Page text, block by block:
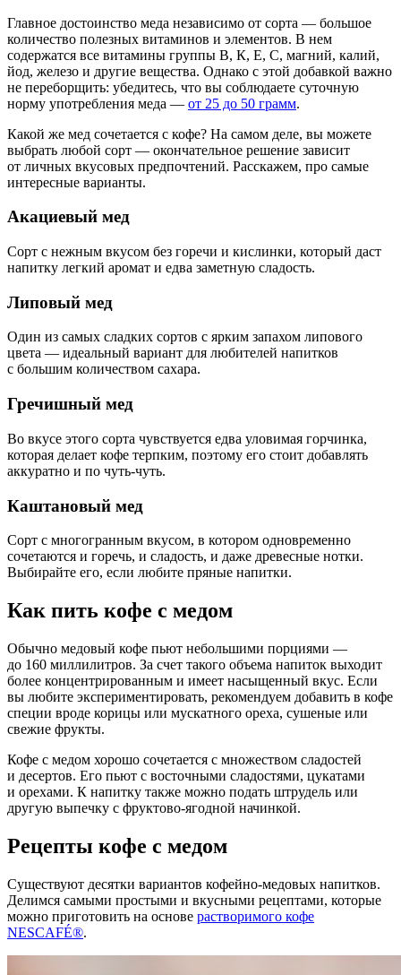
Главное достоинство меда независимо от сорта — большое
количество полезных витаминов и элементов. В нем
содержатся все витамины группы В, К, Е, С, магний, калий,
йод, железо и другие вещества. Однако с этой добавкой важно
не переборщить: убедитесь, что вы соблюдаете суточную
норму употребления меда — от 25 до 50 грамм.
Какой же мед сочетается с кофе? На самом деле, вы можете
выбрать любой сорт — окончательное решение зависит
от личных вкусовых предпочтений. Расскажем, про самые
интересные варианты.
Акациевый мед
Сорт с нежным вкусом без горечи и кислинки, который даст
напитку легкий аромат и едва заметную сладость.
Липовый мед
Один из самых сладких сортов с ярким запахом липового
цвета — идеальный вариант для любителей напитков
с большим количеством сахара.
Гречишный мед
Во вкусе этого сорта чувствуется едва уловимая горчинка,
которая делает кофе терпким, поэтому его стоит добавлять
аккуратно и по чуть-чуть.
Каштановый мед
Сорт с многогранным вкусом, в котором одновременно
сочетаются и горечь, и сладость, и даже древесные нотки.
Выбирайте его, если любите пряные напитки.
Как пить кофе с медом
Обычно медовый кофе пьют небольшими порциями —
до 160 миллилитров. За счет такого объема напиток выходит
более концентрированным и имеет насыщенный вкус. Если
вы любите экспериментировать, рекомендуем добавить в кофе
специи вроде корицы или мускатного ореха, сушеные или
свежие фрукты.
Кофе с медом хорошо сочетается с множеством сладостей
и десертов. Его пьют с восточными сладостями, цукатами
и орехами. К напитку также можно подать штрудель или
другую выпечку с фруктово-ягодной начинкой.
Рецепты кофе с медом
Существуют десятки вариантов кофейно-медовых напитков.
Делимся самыми простыми и вкусными рецептами, которые
можно приготовить на основе растворимого кофе
NESCAFÉ®.